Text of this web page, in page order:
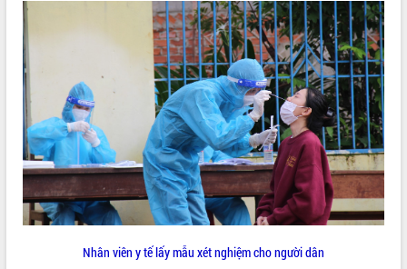
THÔNG TIN CHỈ ĐẠO ĐIỀU HÀNH
HỆ THỐNG VĂN BẢN
VĂN BẢN HĐND TỈNH
ĐIỂM TIN VĂN BẢN
QUY HOẠCH - KẾ HOẠCH
Nhân viên y tế lấy mẫu xét nghiệm cho người dân